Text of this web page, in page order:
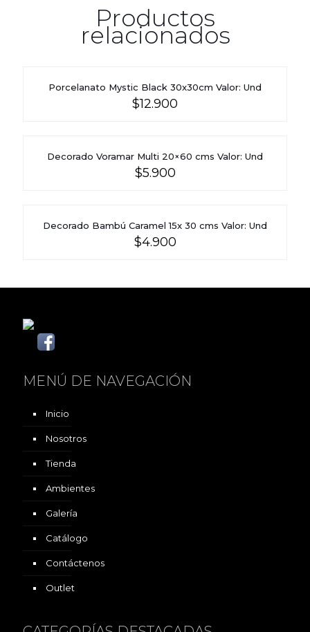
Productos
relacionados
Porcelanato Mystic Black 30x30cm Valor: Und
$12.900
Decorado Voramar Multi 20×60 cms Valor: Und
$5.900
Decorado Bambú Caramel 15x 30 cms Valor: Und
$4.900
MENÚ DE NAVEGACIÓN
Inicio
Nosotros
Tienda
Ambientes
Galería
Catálogo
Contáctenos
Outlet